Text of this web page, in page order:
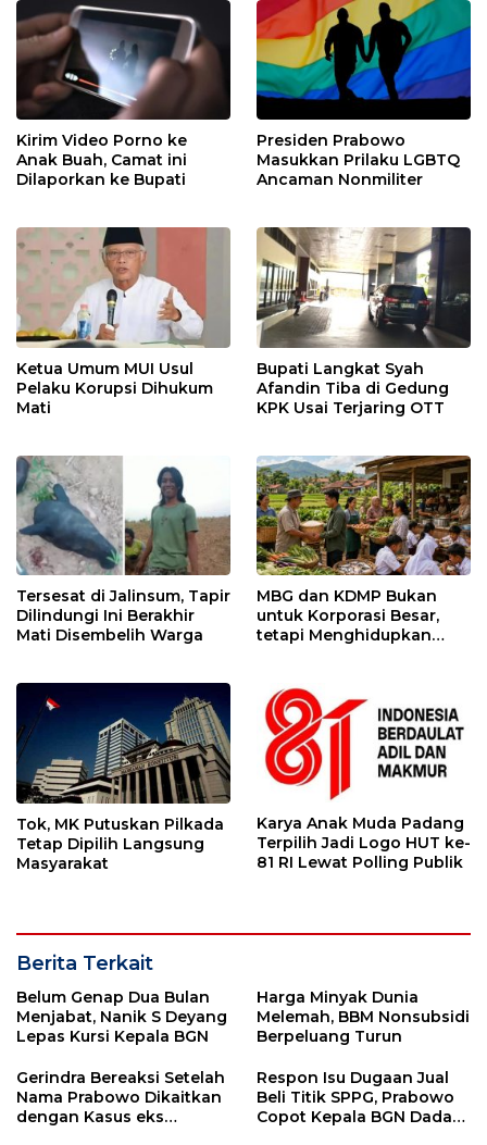
Kirim Video Porno ke
Anak Buah, Camat ini
Dilaporkan ke Bupati
Presiden Prabowo
Masukkan Prilaku LGBTQ
Ancaman Nonmiliter
Ketua Umum MUI Usul
Pelaku Korupsi Dihukum
Mati
Bupati Langkat Syah
Afandin Tiba di Gedung
KPK Usai Terjaring OTT
Tersesat di Jalinsum, Tapir
Dilindungi Ini Berakhir
Mati Disembelih Warga
MBG dan KDMP Bukan
untuk Korporasi Besar,
tetapi Menghidupkan
Tok, MK Putuskan Pilkada
Tetap Dipilih Langsung
Masyarakat
Karya Anak Muda Padang
Terpilih Jadi Logo HUT ke-
81 RI Lewat Polling Publik
Berita Terkait
Belum Genap Dua Bulan
Menjabat, Nanik S Deyang
Lepas Kursi Kepala BGN
Harga Minyak Dunia
Melemah, BBM Nonsubsidi
Berpeluang Turun
Gerindra Bereaksi Setelah
Nama Prabowo Dikaitkan
dengan Kasus eks
Respon Isu Dugaan Jual
Beli Titik SPPG, Prabowo
Copot Kepala BGN Dadan